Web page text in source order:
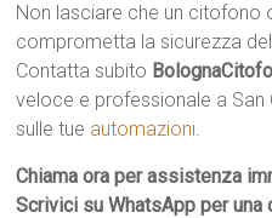
Non lasciare che un
comprometta la sicurezza
Contatta subito
veloce e professionale a San
sulle tue automazioni.
Chiama ora per assistenza
Scrivici su WhatsApp per una